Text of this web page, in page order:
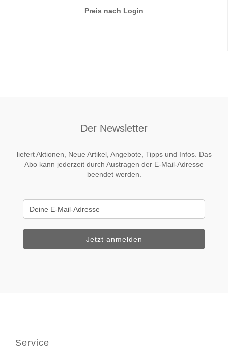
Preis nach Login
Der Newsletter
liefert Aktionen, Neue Artikel, Angebote, Tipps und Infos. Das
Abo kann jederzeit durch Austragen der E-Mail-Adresse
beendet werden.
Service